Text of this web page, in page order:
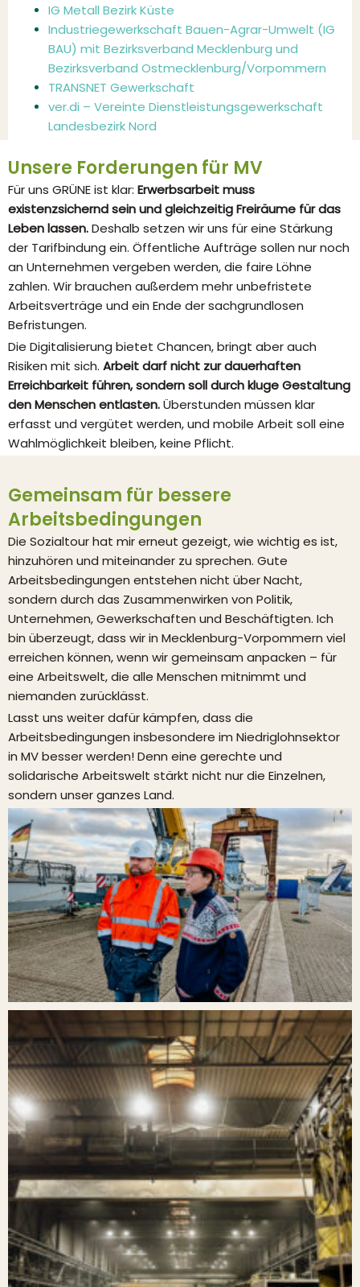
IG Metall Bezirk Küste
Industriegewerkschaft Bauen-Agrar-Umwelt (IG
BAU) mit Bezirksverband Mecklenburg und
Bezirksverband Ostmecklenburg/Vorpommern
TRANSNET Gewerkschaft
ver.di – Vereinte Dienstleistungsgewerkschaft
Landesbezirk Nord
Unsere Forderungen für MV
Für uns GRÜNE ist klar: Erwerbsarbeit muss
existenzsichernd sein und gleichzeitig Freiräume für das
Leben lassen.Deshalb setzen wir uns für eine Stärkung
der Tarifbindung ein. Öffentliche Aufträge sollen nur noch
an Unternehmen vergeben werden, die faire Löhne
zahlen. Wir brauchen außerdem mehr unbefristete
Arbeitsverträge und ein Ende der sachgrundlosen
Befristungen.
Die Digitalisierung bietet Chancen, bringt aber auch
Risiken mit sich. Arbeit darf nicht zur dauerhaften
Erreichbarkeit führen, sondern soll durch kluge Gestaltung
den Menschen entlasten.Überstunden müssen klar
erfasst und vergütet werden, und mobile Arbeit soll eine
Wahlmöglichkeit bleiben, keine Pflicht.
Gemeinsam für bessere
Arbeitsbedingungen
Die Sozialtour hat mir erneut gezeigt, wie wichtig es ist,
hinzuhören und miteinander zu sprechen. Gute
Arbeitsbedingungen entstehen nicht über Nacht,
sondern durch das Zusammenwirken von Politik,
Unternehmen, Gewerkschaften und Beschäftigten. Ich
bin überzeugt, dass wir in Mecklenburg-Vorpommern viel
erreichen können, wenn wir gemeinsam anpacken – für
eine Arbeitswelt, die alle Menschen mitnimmt und
niemanden zurücklässt.
Lasst uns weiter dafür kämpfen, dass die
Arbeitsbedingungen insbesondere im Niedriglohnsektor
in MV besser werden! Denn eine gerechte und
solidarische Arbeitswelt stärkt nicht nur die Einzelnen,
sondern unser ganzes Land.